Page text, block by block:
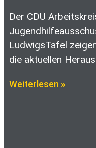
Der CDU
LudwigsTafel
die aktuellen
Weiterlesen »